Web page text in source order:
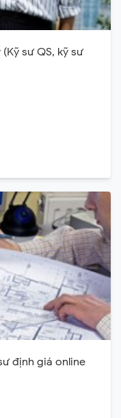
sư QS, kỹ sư
định giá online